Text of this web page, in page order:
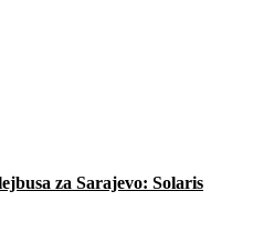
za Sarajevo: Solaris